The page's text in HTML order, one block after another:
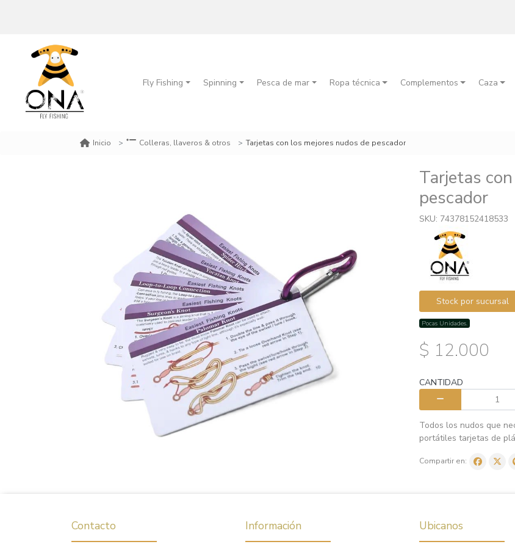
Fly Fishing Spinning Pesca de mar Ropa técnica Complementos Caza
Inicio Colleras, llaveros & otros Tarjetas con los mejores nudos de pescador
Tarjetas
pescador
SKU: 74378152418533
Stock por sucursal
Pocas Unidades.
$ 12.000
CANTIDAD
Todos los nudos que
portátiles tarjetas de
Compartir en:
Contacto Información Ubicanos